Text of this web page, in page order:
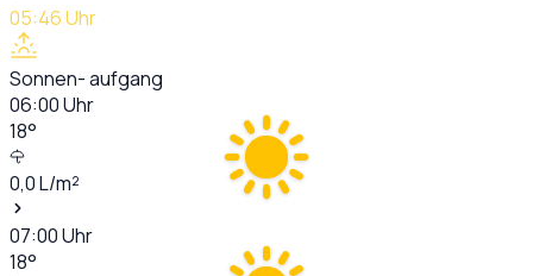
05:46Uhr
Sonnen- aufgang
06:00Uhr
18°
0,0L/m²
07:00Uhr
18°